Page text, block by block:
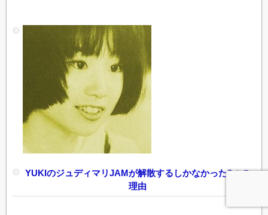
YUKIのジュディマリJAMが解散するしかなかった3つの
理由